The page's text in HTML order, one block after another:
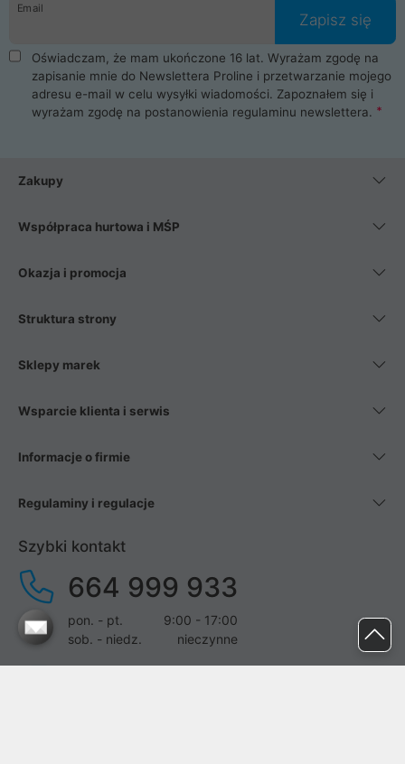
Email
Zapisz się
Oświadczam, że mam ukończone 16 lat. Wyrażam zgodę na
zapisanie mnie do Newslettera Proline i przetwarzanie mojego
adresu e-mail w celu wysyłki wiadomości. Zapoznałem się i
wyrażam zgodę na postanowienia regulaminu newslettera.
Zakupy
Współpraca hurtowa i MŚP
Okazja i promocja
Struktura strony
Sklepy marek
Wsparcie klienta i serwis
Informacje o firmie
Regulaminy i regulacje
Szybki kontakt
664 999 933
pon. - pt.
9:00 - 17:00
sob. - niedz.
nieczynne